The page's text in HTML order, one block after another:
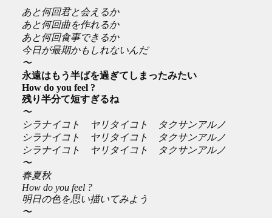
あと何回君と会えるか
あと何回曲を作れるか
あと何回食事できるか
今日が最期かもしれないんだ
〜
永遠はもう半ばを過ぎてしまったみたい
How do you feel ?
残り半分て短すぎるね
〜
シラナイコト ヤリタイコト タクサンアルノ
シラナイコト ヤリタイコト タクサンアルノ
シラナイコト ヤリタイコト タクサンアルノ
〜
春夏秋
How do you feel ?
明日の色を思い描いてみよう
〜